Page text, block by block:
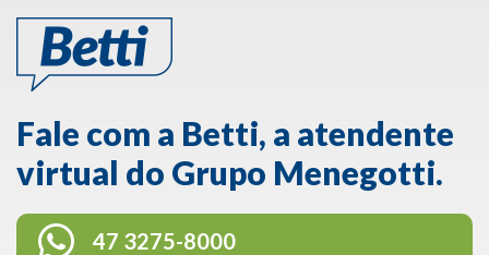
Fale com a Betti, a atendente
virtual do Grupo Menegotti.
47 3275-8000